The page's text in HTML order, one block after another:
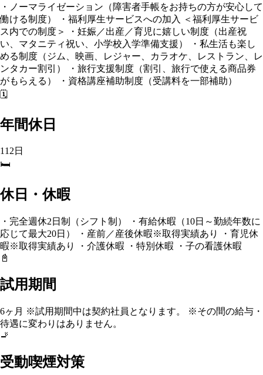
・ノーマライゼーション（障害者手帳をお持ちの方が安心して
働ける制度） ・福利厚生サービスへの加入 ＜福利厚生サービ
ス内での制度＞ ・妊娠／出産／育児に嬉しい制度（出産祝
い、マタニティ祝い、小学校入学準備支援） ・私生活も楽し
める制度（ジム、映画、レジャー、カラオケ、レストラン、レ
ンタカー割引） ・旅行支援制度（割引、旅行で使える商品券
がもらえる） ・資格講座補助制度（受講料を一部補助）
🗓️
年間休日
112日
🛏️
休日・休暇
・完全週休2日制（シフト制） ・有給休暇（10日～勤続年数に
応じて最大20日） ・産前／産後休暇※取得実績あり ・育児休
暇※取得実績あり ・介護休暇 ・特別休暇 ・子の看護休暇
📓
試用期間
6ヶ月 ※試用期間中は契約社員となります。 ※その間の給与・
待遇に変わりはありません。
🚬
受動喫煙対策